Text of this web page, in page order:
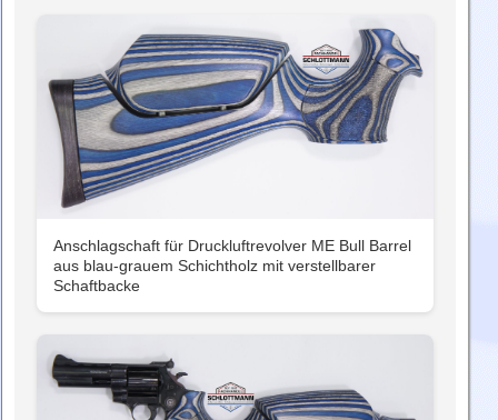
Anschlagschaft für Druckluftrevolver ME Bull Barrel
aus blau-grauem Schichtholz mit verstellbarer
Schaftbacke